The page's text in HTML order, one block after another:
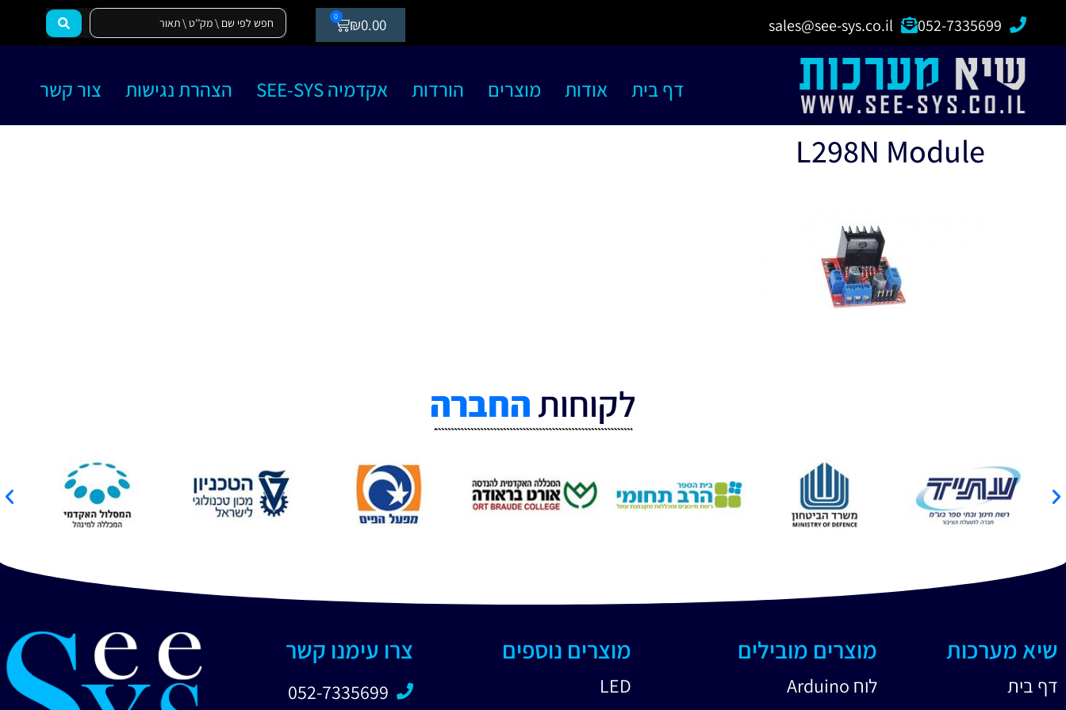
052-7335699
sales@see-sys.co.il
₪0.00
0
דף בית אודות מוצרים הורדות אקדמיה SEE-SYS הצהרת נגישות צור קשר
L298N Module
לקוחותהחברה
שיא מערכות
דף בית
מוצרים מובילים
לוח Arduino
מוצרים נוספים
LED
צרו עימנו קשר
052-7335699